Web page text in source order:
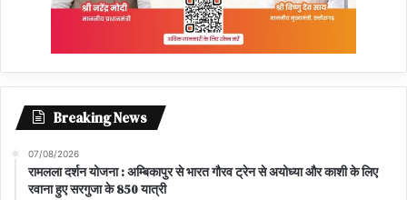
Breaking News
07/08/2026
रामलला दर्शन योजना : अम्बिकापुर से भारत गौरव ट्रेन से अयोध्या और काशी के लिए
रवाना हुए सरगुजा के 850 यात्री